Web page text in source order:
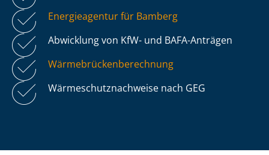
Energieagentur für Bamberg
Abwicklung von KfW- und BAFA-Anträgen
Wär­me­brü­cken­be­rech­nung
Wär­me­schutz­nach­wei­se nach GEG